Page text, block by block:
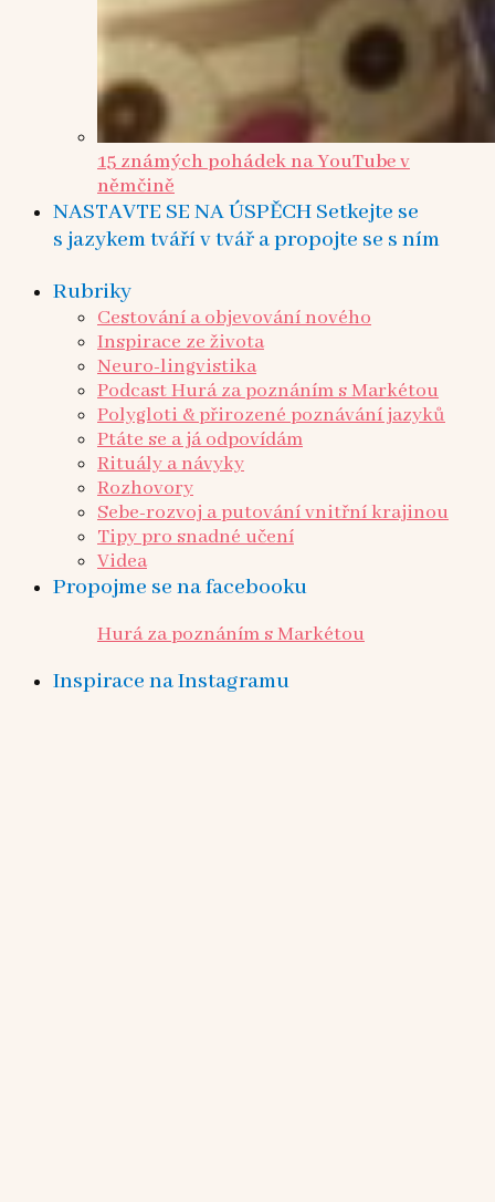
15 známých pohádek na YouTube v
němčině
NASTAVTE SE NA ÚSPĚCH Setkejte se
s jazykem tváří v tvář a propojte se s ním
Rubriky
Cestování a objevování nového
Inspirace ze života
Neuro-lingvistika
Podcast Hurá za poznáním s Markétou
Polygloti & přirozené poznávání jazyků
Ptáte se a já odpovídám
Rituály a návyky
Rozhovory
Sebe-rozvoj a putování vnitřní krajinou
Tipy pro snadné učení
Videa
Propojme se na facebooku
Hurá za poznáním s Markétou
Inspirace na Instagramu